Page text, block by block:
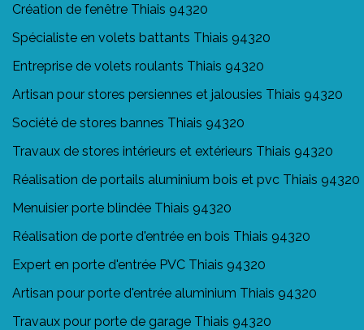
Création de fenêtre Thiais 94320
Spécialiste en volets battants Thiais 94320
Entreprise de volets roulants Thiais 94320
Artisan pour stores persiennes et jalousies Thiais 94320
Société de stores bannes Thiais 94320
Travaux de stores intérieurs et extérieurs Thiais 94320
Réalisation de portails aluminium bois et pvc Thiais 94320
Menuisier porte blindée Thiais 94320
Réalisation de porte d'entrée en bois Thiais 94320
Expert en porte d'entrée PVC Thiais 94320
Artisan pour porte d'entrée aluminium Thiais 94320
Travaux pour porte de garage Thiais 94320